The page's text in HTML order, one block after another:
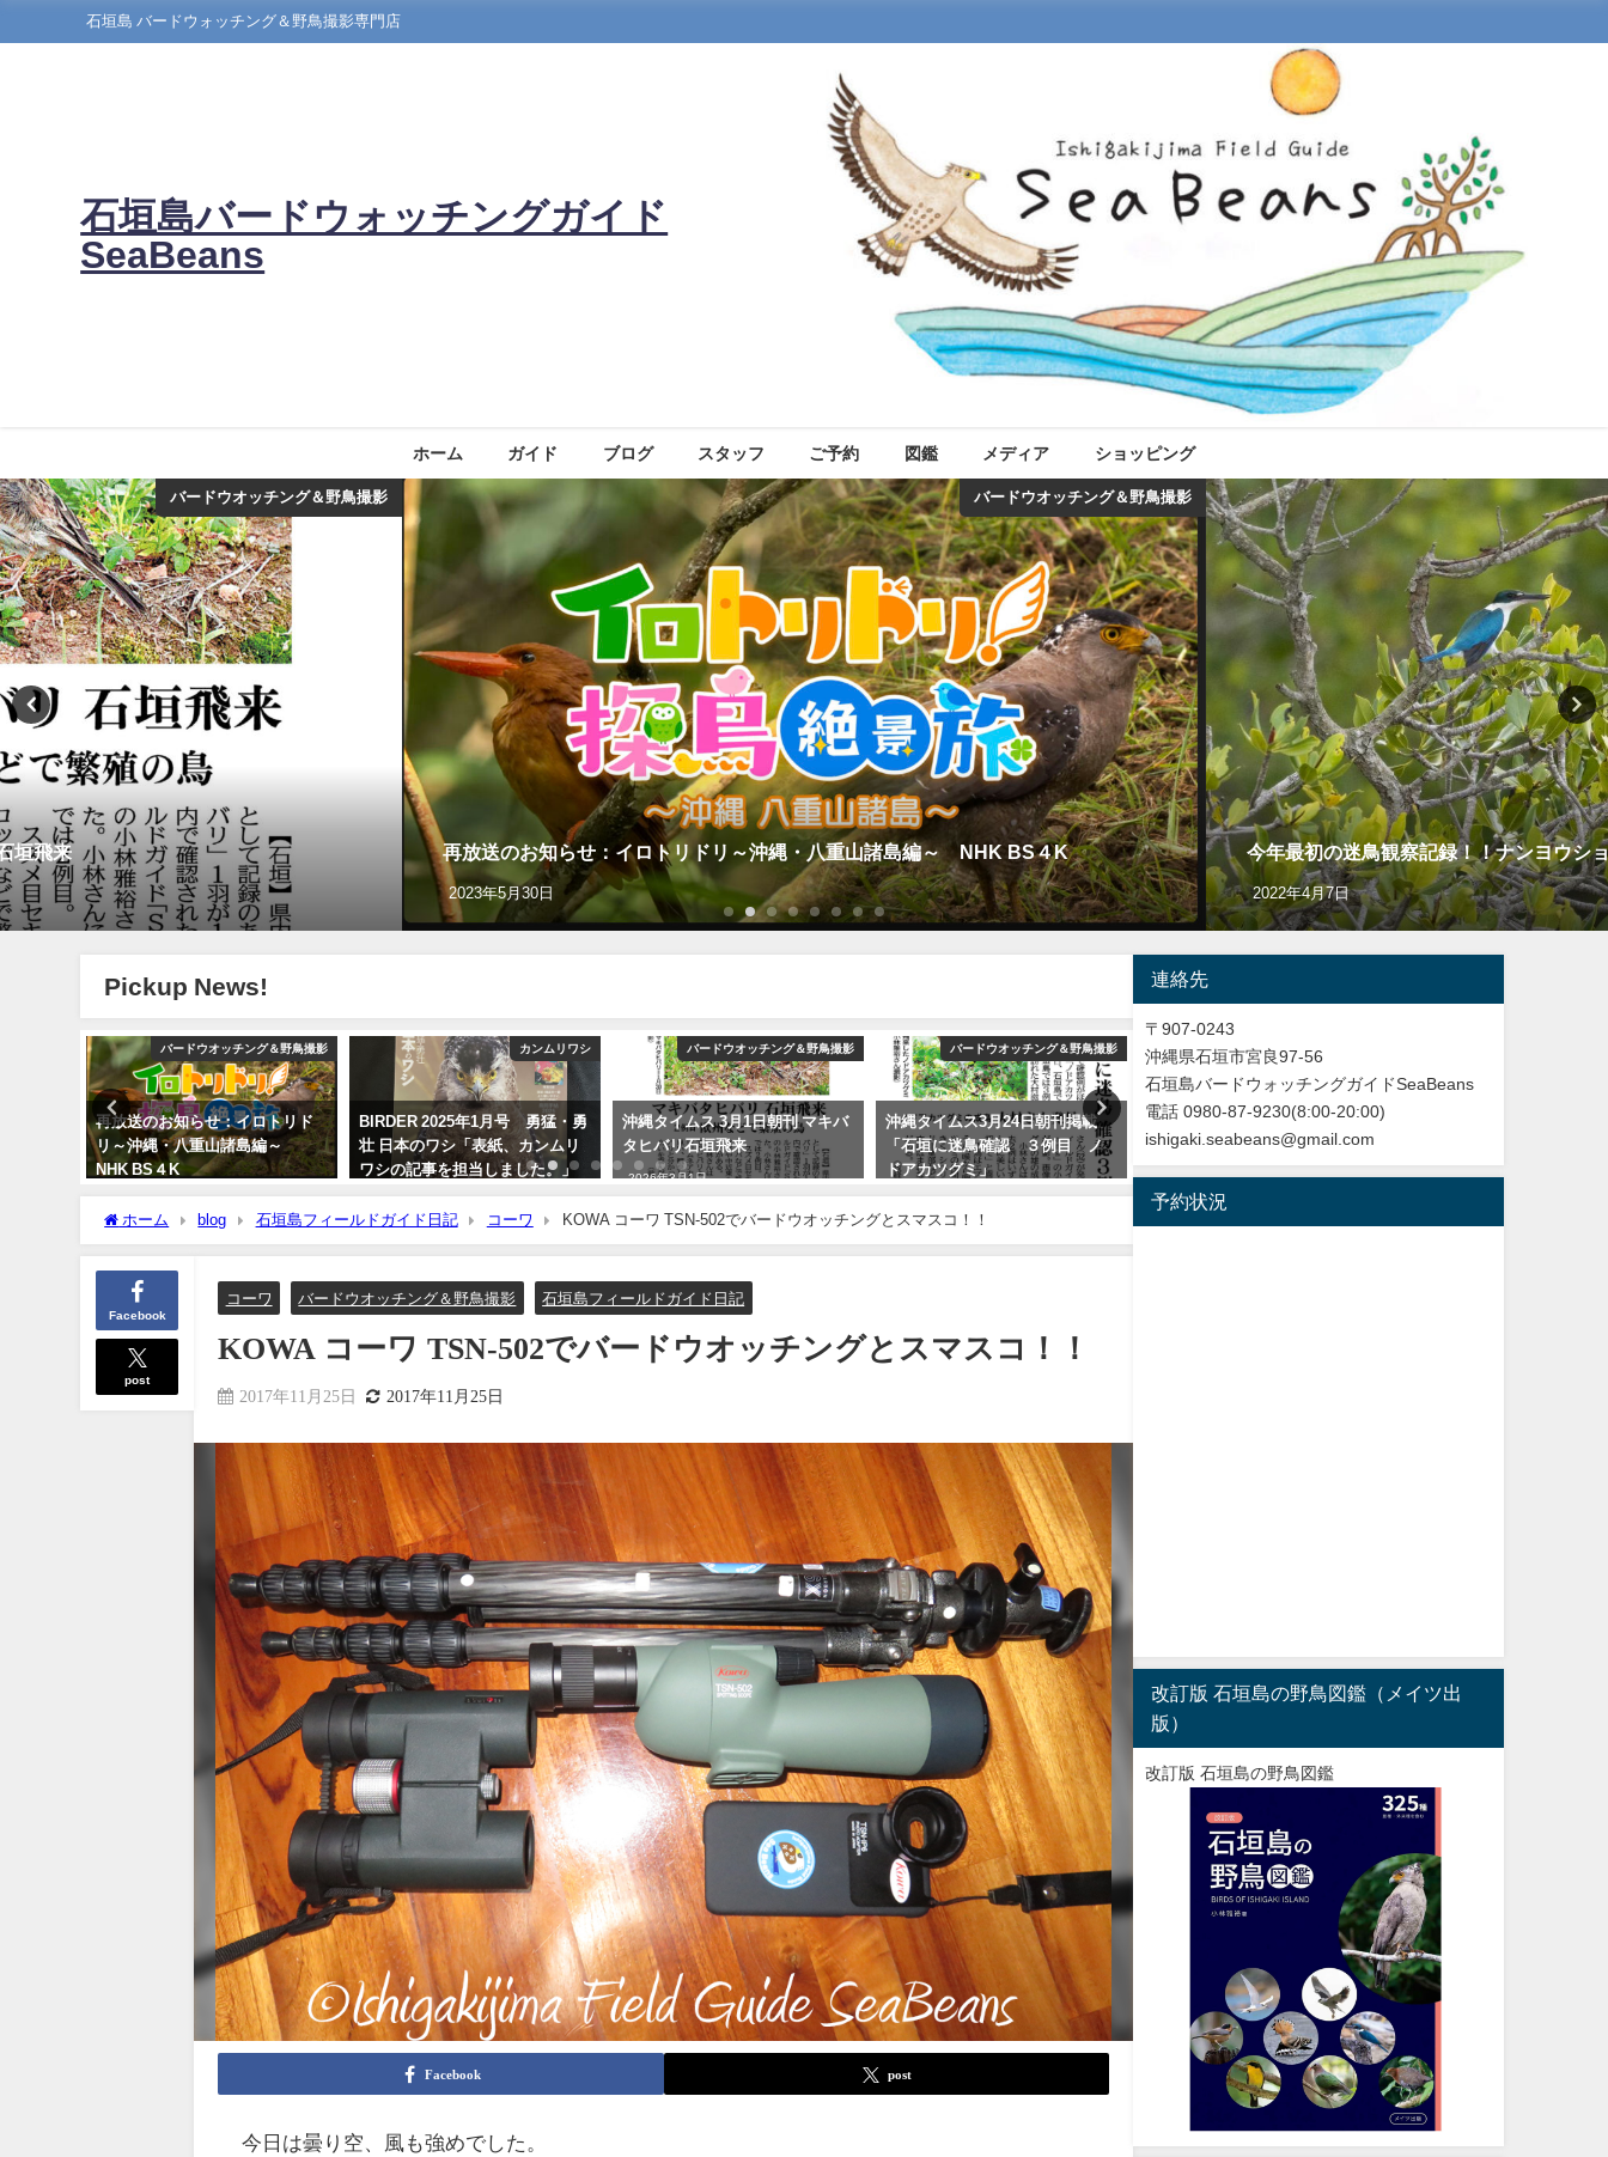
石垣島 バードウォッチング＆野鳥撮影専門店
石垣島バードウォッチングガイド
SeaBeans
ホーム ガイド ブログ スタッフ ご予約 図鑑 メディア ショッピング
バードウオッチング＆野鳥撮影
垣飛来
バードウオッチング＆野鳥撮影
再放送のお知らせ：イロトリドリ～沖縄・八重山諸島編～ NHK BS４K
2023年5月30日
今年最初の迷鳥観察記録！！ナンヨウシ
2022年4月7日
Pickup News!
バードウオッチング＆野鳥撮影
再放送のお知らせ：イロトリド
リ～沖縄・八重山諸島編～
NHK BS４K
カンムリワシ
BIRDER 2025年1月号 勇猛・勇
壮 日本のワシ「表紙、カンムリ
ワシの記事を担当しました。」
バードウオッチング＆野鳥撮影
沖縄タイムス 3月1日朝刊 マキバ
タヒバリ石垣飛来
2026年3月1日
バードウオッチング＆野鳥撮影
沖縄タイムス3月24日朝刊掲載
「石垣に迷鳥確認 ３例目 ノ
ドアカツグミ」
バードウオッチング＆野鳥撮影
沖縄タイムス朝刊「珍鳥 石垣
にチベットウタツグミ／国内で
初確認」
2020年2月21日
Kingfisher
ホーム blog 石垣島フィールドガイド日記 コーワ KOWA コーワ TSN-502でバードウオッチングとスマスコ！！
Facebook
post
コーワ バードウオッチング＆野鳥撮影 石垣島フィールドガイド日記
KOWA コーワ TSN-502でバードウオッチングとスマスコ！！
2017年11月25日 2017年11月25日
Facebook post
今日は曇り空、風も強めでした。
連絡先
〒907-0243
沖縄県石垣市宮良97-56
石垣島バードウォッチングガイドSeaBeans
電話 0980-87-9230(8:00-20:00)
ishigaki.seabeans@gmail.com
予約状況
改訂版 石垣島の野鳥図鑑（メイツ出
版）
改訂版 石垣島の野鳥図鑑